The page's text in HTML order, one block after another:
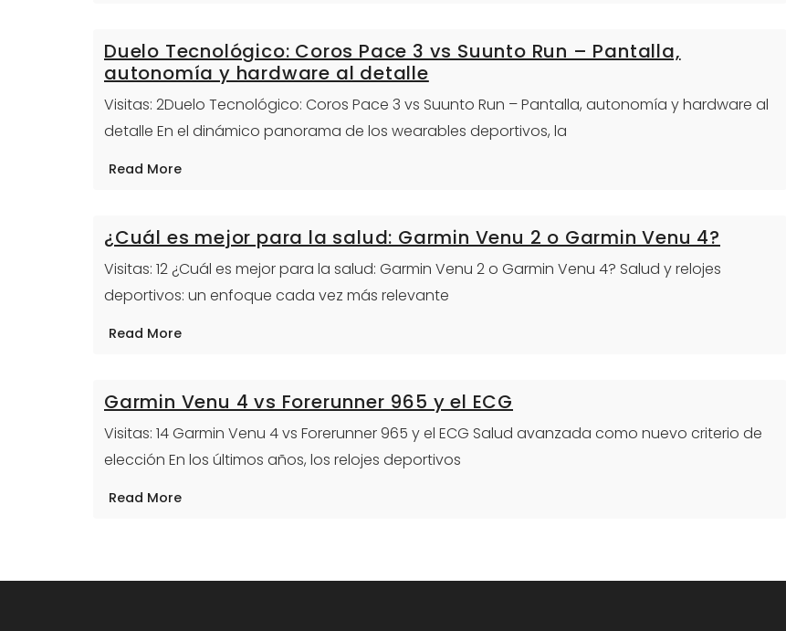
Duelo Tecnológico: Coros Pace 3 vs Suunto Run – Pantalla,
autonomía y hardware al detalle
Visitas: 2Duelo Tecnológico: Coros Pace 3 vs Suunto Run – Pantalla, autonomía y hardware al
detalle En el dinámico panorama de los wearables deportivos, la
Read More
¿Cuál es mejor para la salud: Garmin Venu 2 o Garmin Venu 4?
Visitas: 12 ¿Cuál es mejor para la salud: Garmin Venu 2 o Garmin Venu 4? Salud y relojes
deportivos: un enfoque cada vez más relevante
Read More
Garmin Venu 4 vs Forerunner 965 y el ECG
Visitas: 14 Garmin Venu 4 vs Forerunner 965 y el ECG Salud avanzada como nuevo criterio de
elección En los últimos años, los relojes deportivos
Read More